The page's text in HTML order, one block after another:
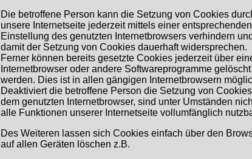
Die betroffene Person kann die Setzung von Cookies
unsere Internetseite jederzeit mittels einer entsprechenden
Einstellung des genutzten Internetbrowsers verhindern und
damit der Setzung von Cookies dauerhaft widersprechen.
Ferner können bereits gesetzte Cookies jederzeit über
Internetbrowser oder andere Softwareprogramme gelöscht
werden. Dies ist in allen gängigen Internetbrowsern
Deaktiviert die betroffene Person die Setzung von
dem genutzten Internetbrowser, sind unter Umständen
alle Funktionen unserer Internetseite vollumfänglich
Des Weiteren lassen sich Cookies einfach über den
auf allen Geräten löschen z.B.